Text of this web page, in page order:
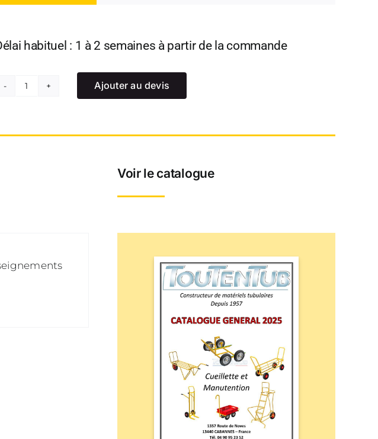
habituel : 1 à 2 semaines à partir de la commande
Ajouter au devis
Voir le catalogue